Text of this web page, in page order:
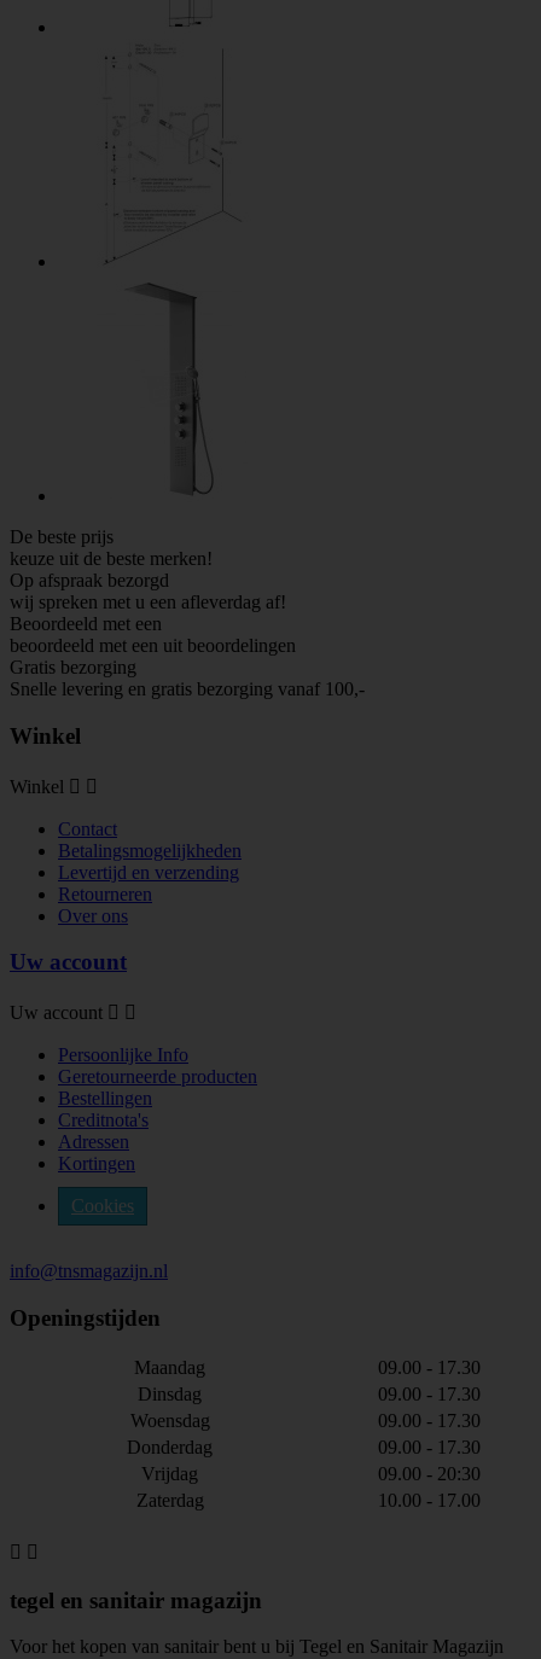
De beste prijs
keuze uit de beste merken!
Op afspraak bezorgd
wij spreken met u een afleverdag af!
Beoordeeld met een
beoordeeld met een uit beoordelingen
Gratis bezorging
Snelle levering en gratis bezorging vanaf 100,-
Winkel
Winkel  
Contact
Betalingsmogelijkheden
Levertijd en verzending
Retourneren
Over ons
Uw account
Uw account  
Persoonlijke Info
Geretourneerde producten
Bestellingen
Creditnota's
Adressen
Kortingen
Cookies
info@tnsmagazijn.nl
Openingstijden
Maandag
09.00 - 17.30
Dinsdag
09.00 - 17.30
Woensdag
09.00 - 17.30
Donderdag
09.00 - 17.30
Vrijdag
09.00 - 20:30
Zaterdag
10.00 - 17.00
 
tegel en sanitair magazijn
Voor het kopen van sanitair bent u bij Tegel en Sanitair Magazijn